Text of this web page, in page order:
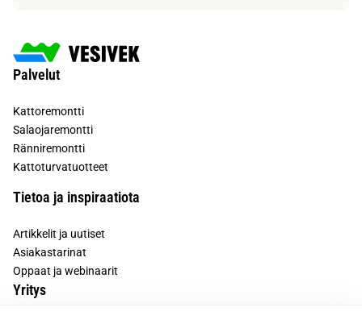
Palvelut
Kattoremontti
Salaojaremontti
Ränniremontti
Kattoturvatuotteet
Tietoa ja inspiraatiota
Artikkelit ja uutiset
Asiakastarinat
Oppaat ja webinaarit
Yritys